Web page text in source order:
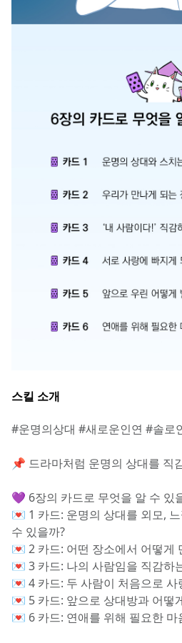
스킬 소개
#운명의상대 #새로운인연 #솔로
📌 드라마처럼 운명의 상대를 직
💜 6장의 카드로 무엇을 알 수 있
💌 1 카드: 운명의 상대를 외모,
수 있을까?
💌 2 카드: 어떤 장소에서 어떻게
💌 3 카드: 나의 사람임을 직감하
💌 4 카드: 두 사람이 처음으로
💌 5 카드: 앞으로 상대방과 어떻
💌 6 카드: 연애를 위해 필요한 마